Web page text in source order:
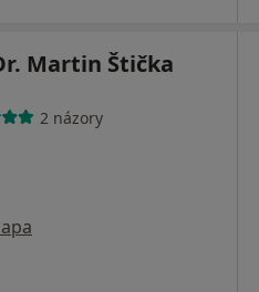
Martin Štička
2 názory